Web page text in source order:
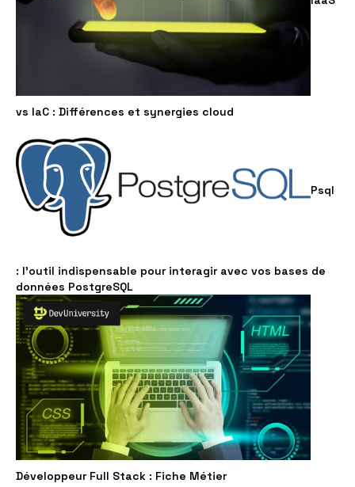
vs IaC : Différences et synergies cloud
Psql
: l'outil indispensable pour interagir avec vos bases de
données PostgreSQL
Développeur Full Stack : Fiche Métier